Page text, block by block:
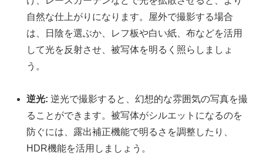
自然な仕上がりになります。屋外で撮影する場合
は、日陰を選ぶか、レフ板や白い紙、布などを活用
して光を反射させ、被写体を明るく照らしましょ
う。
逆光: 逆光で撮影すると、幻想的な雰囲気の写真を撮
ることができます。被写体がシルエットになるのを
防ぐには、露出補正機能で明るさを調整したり、
HDR機能を活用しましょう。